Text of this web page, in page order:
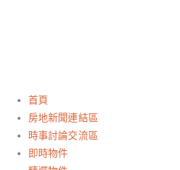
首頁
房地新聞連結區
時事討論交流區
即時物件